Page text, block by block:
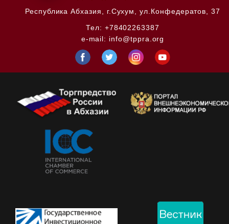
Республика Абхазия,
г.Сухум, ул.Конфедератов, 37
Тел: +78402263387
e-mail: info@tppra.org